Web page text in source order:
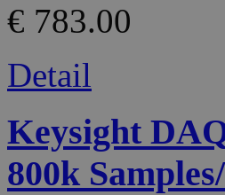
€ 783.00
Detail
Keysight
800k